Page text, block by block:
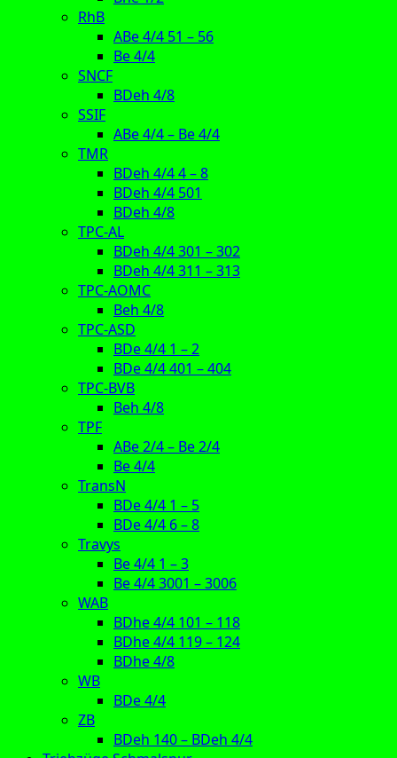
RhB
ABe 4/4 51 – 56
Be 4/4
SNCF
BDeh 4/8
SSIF
ABe 4/4 – Be 4/4
TMR
BDeh 4/4 4 – 8
BDeh 4/4 501
BDeh 4/8
TPC-AL
BDeh 4/4 301 – 302
BDeh 4/4 311 – 313
TPC-AOMC
Beh 4/8
TPC-ASD
BDe 4/4 1 – 2
BDe 4/4 401 – 404
TPC-BVB
Beh 4/8
TPF
ABe 2/4 – Be 2/4
Be 4/4
TransN
BDe 4/4 1 – 5
BDe 4/4 6 – 8
Travys
Be 4/4 1 – 3
Be 4/4 3001 – 3006
WAB
BDhe 4/4 101 – 118
BDhe 4/4 119 – 124
BDhe 4/8
WB
BDe 4/4
ZB
BDeh 140 – BDeh 4/4